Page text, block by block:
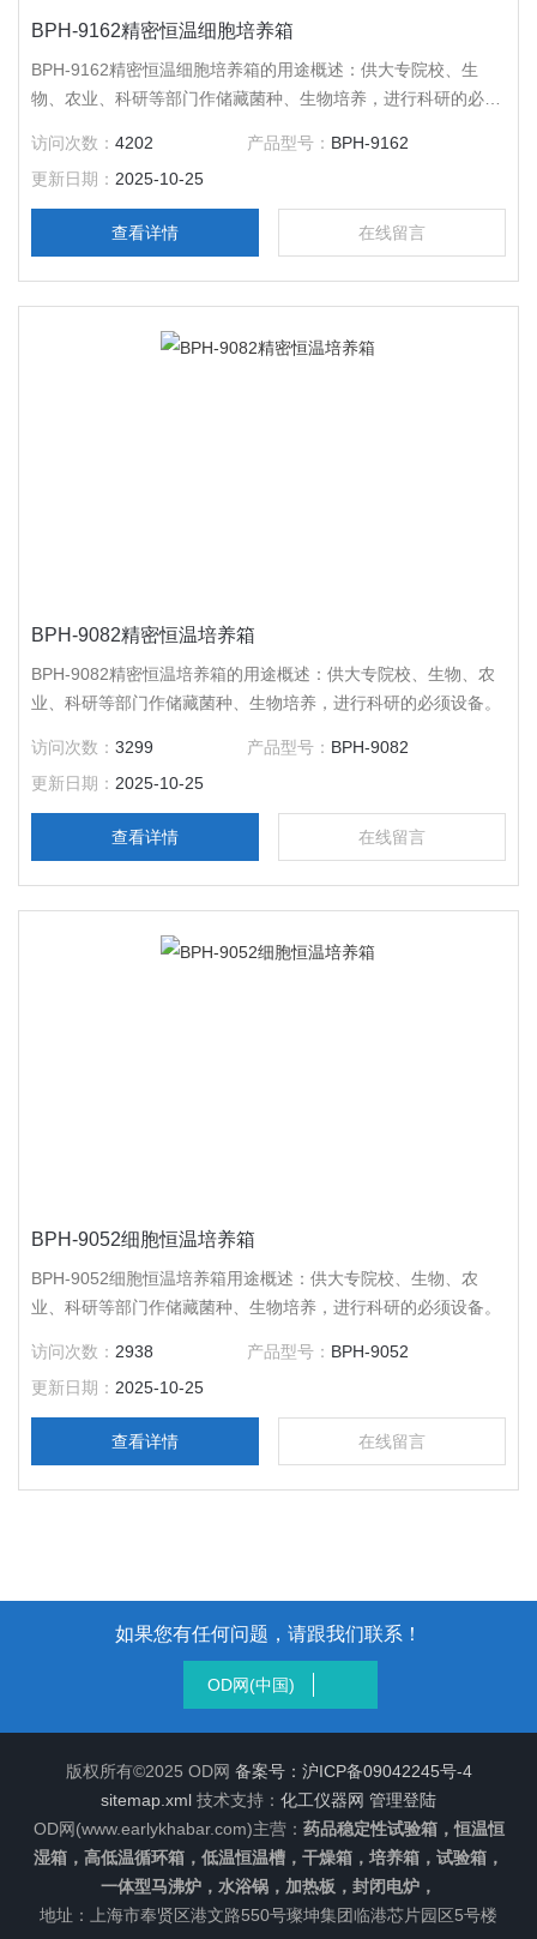
BPH-9162精密恒温细胞培养箱
BPH-9162精密恒温细胞培养箱的用途概述：供大专院校、生
物、农业、科研等部门作储藏菌种、生物培养，进行科研的必须
访问次数：4202 产品型号： BPH-9162
更新日期： 2025-10-25
查看详情 在线留言
BPH-9082精密恒温培养箱
BPH-9082精密恒温培养箱的用途概述：供大专院校、生物、农
业、科研等部门作储藏菌种、生物培养，进行科研的必须设备。
访问次数：3299 产品型号： BPH-9082
更新日期： 2025-10-25
查看详情 在线留言
BPH-9052细胞恒温培养箱
BPH-9052细胞恒温培养箱用途概述：供大专院校、生物、农
业、科研等部门作储藏菌种、生物培养，进行科研的必须设备。
访问次数： 2938 产品型号： BPH-9052
更新日期： 2025-10-25
查看详情 在线留言
如果您有任何问题，请跟我们联系！
OD网(中国)
版权所有©2025 OD网 备案号：沪ICP备09042245号-4
sitemap.xml 技术支持： 化工仪器网 管理登陆
OD网(www.earlykhabar.com)主营： 药品稳定性试验箱，恒温恒
湿箱，高低温循环箱，低温恒温槽，干燥箱，培养箱，试验箱，
一体型马沸炉，水浴锅，加热板，封闭电炉，
地址：上海市奉贤区港文路550号璨坤集团临港芯片园区5号楼